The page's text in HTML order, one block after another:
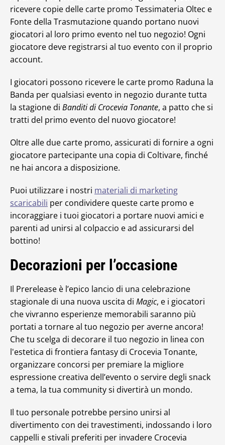
ricevere copie delle carte promo Tessimateria Oltec e
Fonte della Trasmutazione quando portano nuovi
giocatori al loro primo evento nel tuo negozio! Ogni
giocatore deve registrarsi al tuo evento con il proprio
account.
I giocatori possono ricevere le carte promo Raduna la
Banda per qualsiasi evento in negozio durante tutta
la stagione di Banditi di Crocevia Tonante, a patto che si
tratti del primo evento del nuovo giocatore!
Oltre alle due carte promo, assicurati di fornire a ogni
giocatore partecipante una copia di Coltivare, finché
ne hai ancora a disposizione.
Puoi utilizzare i nostri materiali di marketing
scaricabili per condividere queste carte promo e
incoraggiare i tuoi giocatori a portare nuovi amici e
parenti ad unirsi al colpaccio e ad assicurarsi del
bottino!
Decorazioni per l’occasione
Il Prerelease è l’epico lancio di una celebrazione
stagionale di una nuova uscita di Magic, e i giocatori
che vivranno esperienze memorabili saranno più
portati a tornare al tuo negozio per averne ancora!
Che tu scelga di decorare il tuo negozio in linea con
l'estetica di frontiera fantasy di Crocevia Tonante,
organizzare concorsi per premiare la migliore
espressione creativa dell’evento o servire degli snack
a tema, la tua community si divertirà un mondo.
Il tuo personale potrebbe persino unirsi al
divertimento con dei travestimenti, indossando i loro
cappelli e stivali preferiti per invadere Crocevia